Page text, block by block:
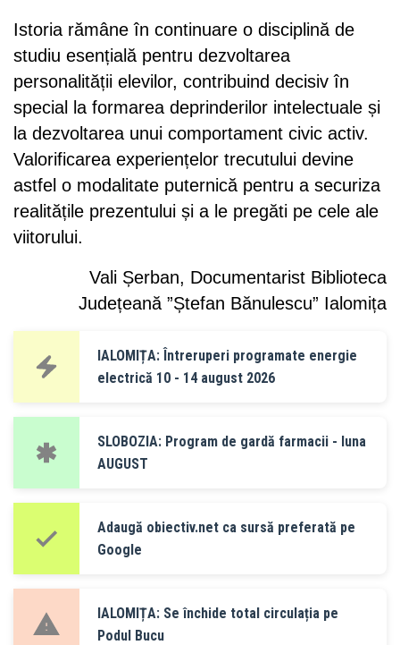
Istoria rămâne în continuare o disciplină de
studiu esențială pentru dezvoltarea
personalității elevilor, contribuind decisiv în
special la formarea deprinderilor intelectuale și
la dezvoltarea unui comportament civic activ.
Valorificarea experiențelor trecutului devine
astfel o modalitate puternică pentru a securiza
realitățile prezentului și a le pregăti pe cele ale
viitorului.
Vali Șerban, Documentarist Biblioteca
Județeană ”Ștefan Bănulescu” Ialomița
IALOMIȚA: Întreruperi programate energie
electrică 10 - 14 august 2026
SLOBOZIA: Program de gardă farmacii - luna
AUGUST
Adaugă obiectiv.net ca sursă preferată pe
Google
IALOMIȚA: Se închide total circulația pe
Podul Bucu